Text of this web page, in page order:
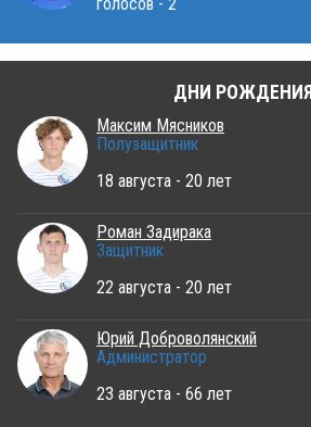
ДНИ РОЖДЕНИЯ
Максим Мясников
Полузащитник
18 августа - 20 лет
Роман Задирака
Защитник
22 августа - 20 лет
Юрий Доброволянский
Администратор
23 августа - 66 лет